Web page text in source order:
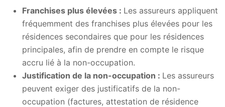
Franchises plus élevées : Les assureurs appliquent
fréquemment des franchises plus élevées pour les
résidences secondaires que pour les résidences
principales, afin de prendre en compte le risque
accru lié à la non-occupation.
Justification de la non-occupation : Les assureurs
peuvent exiger des justificatifs de la non-
occupation (factures, attestation de résidence